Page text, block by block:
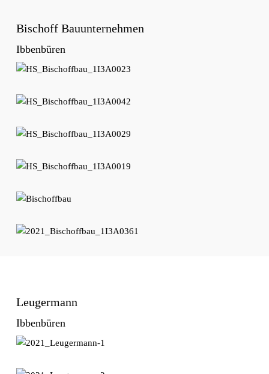
Bischoff Bauunternehmen
Ibbenbüren
Leugermann
Ibbenbüren